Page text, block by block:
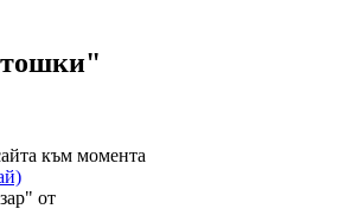
към момента
от